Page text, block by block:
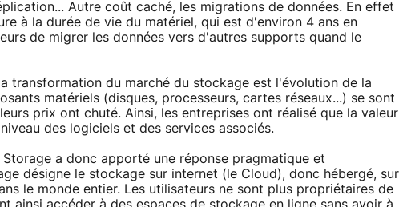
Autre coût caché, les migrations de données. En effet
à la durée de vie du matériel, qui est d'environ 4 ans en
de migrer les données vers d'autres supports quand le
transformation du marché du stockage est l'évolution de la
matériels (disques, processeurs, cartes réseaux...) se sont
prix ont chuté. Ainsi, les entreprises ont réalisé que la valeur
des logiciels et des services associés.
a donc apporté une réponse pragmatique et
désigne le stockage sur internet (le Cloud), donc hébergé, sur
le monde entier. Les utilisateurs ne sont plus propriétaires de